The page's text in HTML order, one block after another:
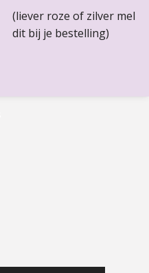
(liever roze of zilver mel
dit bij je bestelling)